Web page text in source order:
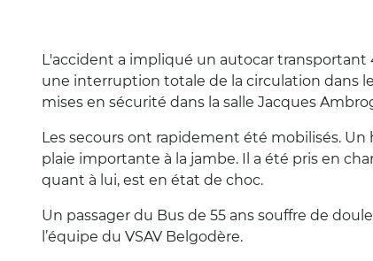
L'accident a impliqué un autocar transportant
une interruption totale de la circulation dans
mises en sécurité dans la salle Jacques
Les secours ont rapidement été mobilisés.
plaie importante à la jambe. Il a été pris en
quant à lui, est en état de choc.
Un passager du Bus de 55 ans souffre de
l’équipe du VSAV Belgodère.